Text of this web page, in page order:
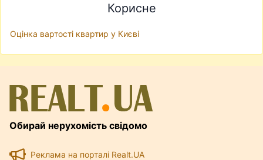
Корисне
Оцінка вартості квартир у Києві
Обирай нерухомість свідомо
Реклама на порталі Realt.UA